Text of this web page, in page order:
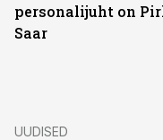
personalijuht on
Saar
UUDISED